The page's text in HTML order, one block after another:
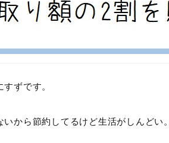
ずです。
から節約してるけど生活がしんどい。